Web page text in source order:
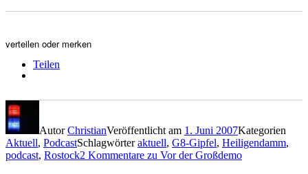
verteilen oder merken
Teilen
AutorChristianVeröffentlicht am 1. Juni 2007Kategorien
Aktuell, PodcastSchlagwörteraktuell, G8-Gipfel, Heiligendamm,
podcast, Rostock2 Kommentare zu Vor der Großdemo